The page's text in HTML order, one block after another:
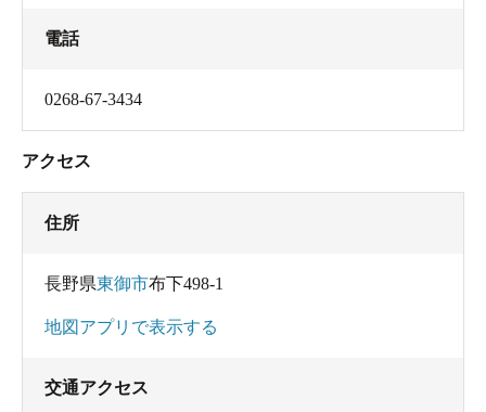
電話
0268-67-3434
アクセス
住所
長野県東御市布下498-1
地図アプリで表示する
交通アクセス